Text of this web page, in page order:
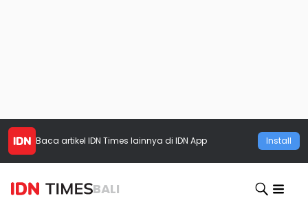
Baca artikel IDN Times lainnya di IDN App Install
BALI